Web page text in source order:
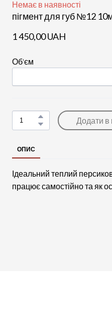
Немає в наявності
пігмент для губ №12
1 450,00 UAH
Об'єм
Додати в
ОПИС
Ідеальний теплий
працює самостійно та як